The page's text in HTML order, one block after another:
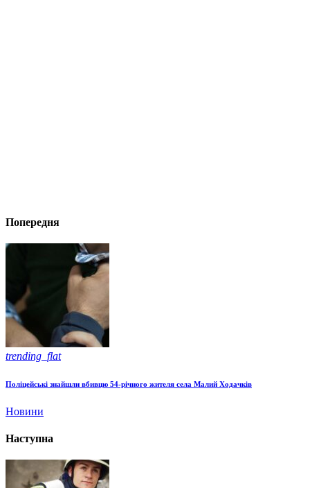
Попередня
trending_flat
Поліцейські знайшли вбивцю 54-річного жителя села Малий Ходачків
Новини
Наступна